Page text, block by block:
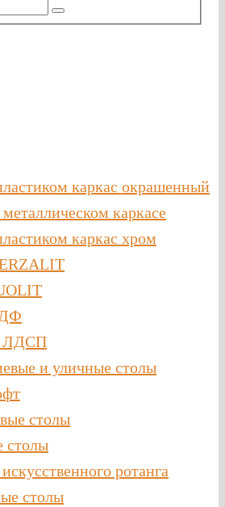
каркас окрашенный
каркасе
каркас хром
ЛДСП
и уличные столы
столы
столы
ротанга
столы